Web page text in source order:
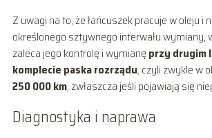
Z uwagi na to, że łańcuszek pracuje w oleju i
określonego sztywnego interwału wymiany,
zaleca jego kontrolę i wymianę przy drugim
komplecie paska rozrządu, czyli zwykle w
250 000 km, zwłaszcza jeśli pojawiają się
Diagnostyka i naprawa